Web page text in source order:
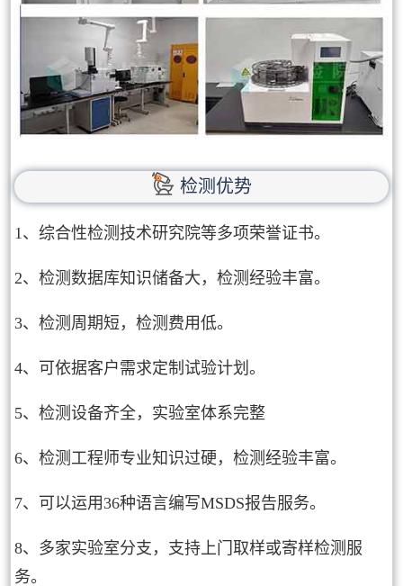
检测优势
1、综合性检测技术研究院等多项荣誉证书。
2、检测数据库知识储备大，检测经验丰富。
3、检测周期短，检测费用低。
4、可依据客户需求定制试验计划。
5、检测设备齐全，实验室体系完整
6、检测工程师专业知识过硬，检测经验丰富。
7、可以运用36种语言编写MSDS报告服务。
8、多家实验室分支，支持上门取样或寄样检测服
务。